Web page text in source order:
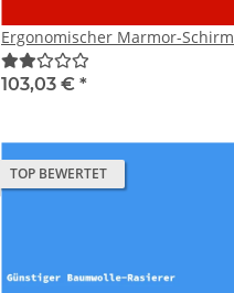
Ergonomischer Marmor-Schirm
103,03 € *
TOP BEWERTET